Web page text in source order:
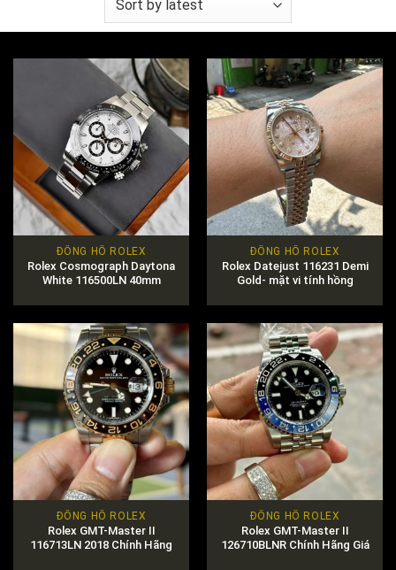
ĐỒNG HỒ ROLEX
Rolex Cosmograph Daytona
White 116500LN 40mm
ĐỒNG HỒ ROLEX
Rolex Datejust 116231 Demi
Gold- mặt vi tính hồng
ĐỒNG HỒ ROLEX
Rolex GMT-Master II
116713LN 2018 Chính Hãng
ĐỒNG HỒ ROLEX
Rolex GMT-Master II
126710BLNR Chính Hãng Giá